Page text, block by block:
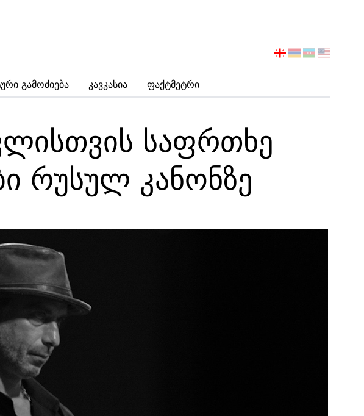
Გამოძიება Კავკასია Ფაქტმეტრი
აირჩიეთ
საფრთხე
რუსულ კანონზე